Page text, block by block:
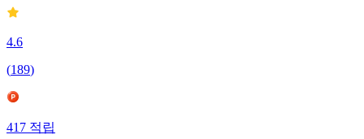
4.6
(189)
417적립